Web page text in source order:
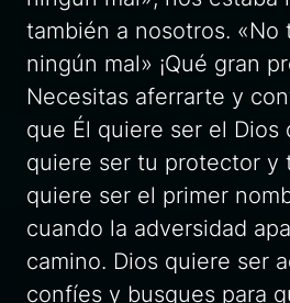
también a nosotros. «No
ningún mal» ¡Qué gran
Necesitas aferrarte y
que Él quiere ser el Dios
quiere ser tu protector y
quiere ser el primer
cuando la adversidad
camino. Dios quiere ser
confíes y busques para